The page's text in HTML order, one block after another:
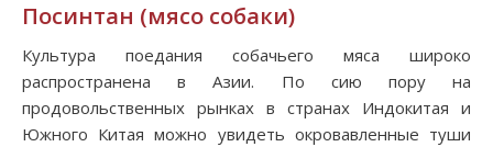
Посинтан (мясо собаки)
Культура поедания собачьего мяса широко
распространена в Азии. По сию пору на
продовольственных рынках в странах Индокитая и
Южного Китая можно увидеть окровавленные туши